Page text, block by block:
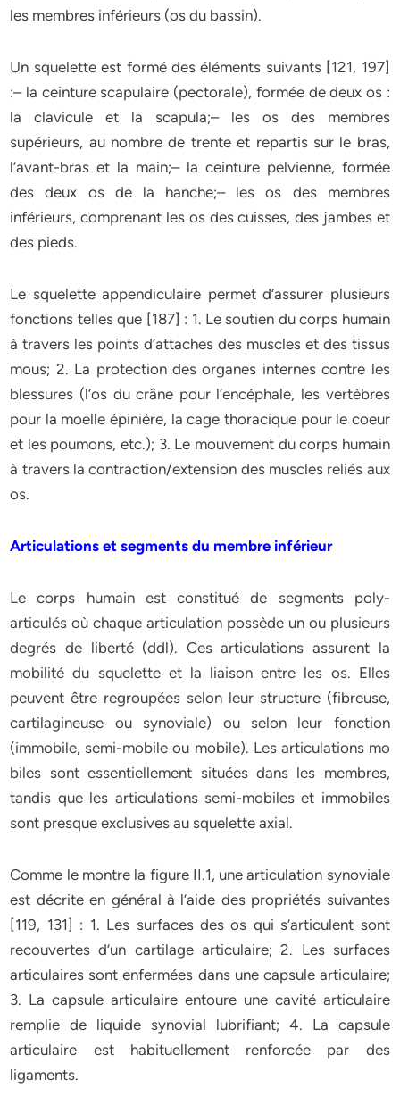
les membres inférieurs (os du bassin).
Un squelette est formé des éléments suivants [121, 197]
:– la ceinture scapulaire (pectorale), formée de deux os :
la clavicule et la scapula;– les os des membres
supérieurs, au nombre de trente et repartis sur le bras,
l’avant-bras et la main;– la ceinture pelvienne, formée
des deux os de la hanche;– les os des membres
inférieurs, comprenant les os des cuisses, des jambes et
des pieds.
Le squelette appendiculaire permet d’assurer plusieurs
fonctions telles que [187] : 1. Le soutien du corps humain
à travers les points d’attaches des muscles et des tissus
mous; 2. La protection des organes internes contre les
blessures (l’os du crâne pour l’encéphale, les vertèbres
pour la moelle épinière, la cage thoracique pour le coeur
et les poumons, etc.); 3. Le mouvement du corps humain
à travers la contraction/extension des muscles reliés aux
os.
Articulations et segments du membre inférieur
Le corps humain est constitué de segments poly-
articulés où chaque articulation possède un ou plusieurs
degrés de liberté (ddl). Ces articulations assurent la
mobilité du squelette et la liaison entre les os. Elles
peuvent être regroupées selon leur structure (fibreuse,
cartilagineuse ou synoviale) ou selon leur fonction
(immobile, semi-mobile ou mobile). Les articulations mo
biles sont essentiellement situées dans les membres,
tandis que les articulations semi-mobiles et immobiles
sont presque exclusives au squelette axial.
Comme le montre la figure II.1, une articulation synoviale
est décrite en général à l’aide des propriétés suivantes
[119, 131] : 1. Les surfaces des os qui s’articulent sont
recouvertes d’un cartilage articulaire; 2. Les surfaces
articulaires sont enfermées dans une capsule articulaire;
3. La capsule articulaire entoure une cavité articulaire
remplie de liquide synovial lubrifiant; 4. La capsule
articulaire est habituellement renforcée par des
ligaments.